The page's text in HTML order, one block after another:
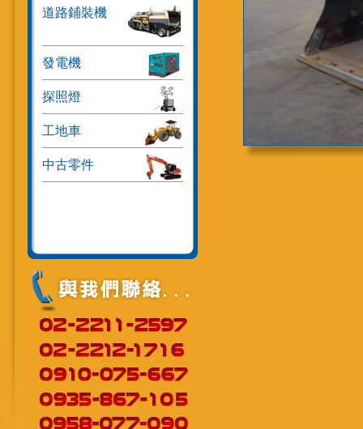
道路鋪裝機
發電機
探照燈
工地車
中古零件